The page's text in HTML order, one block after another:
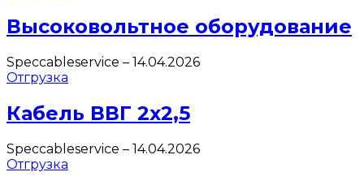
Высоковольтное оборудование
Speccableservice – 14.04.2026
Отгрузка
Кабель ВВГ 2х2,5
Speccableservice – 14.04.2026
Отгрузка